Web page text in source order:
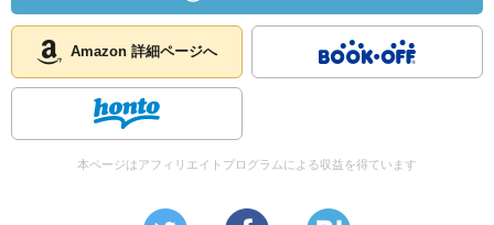
Amazon 詳細ページへ
本ページはアフィリエイトプログラムによる収益を得ています